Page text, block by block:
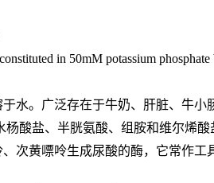
in 50mM potassium
水。广泛存在于牛奶、肝脏、牛
杨酸盐、半胱氨酸、组胺和维尔烯酸
次黄嘌呤生成尿酸的酶，它常作